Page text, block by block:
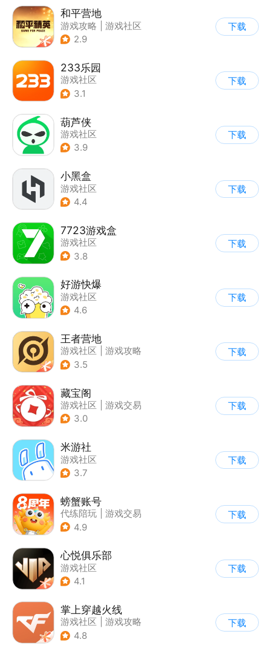
和平营地
游戏攻略
游戏社区
2.9
下载
233乐园
游戏社区
3.1
下载
葫芦侠
游戏社区
3.9
下载
小黑盒
游戏社区
4.4
下载
7723游戏盒
游戏社区
3.8
下载
好游快爆
游戏社区
4.6
下载
王者营地
游戏社区
游戏攻略
3.5
下载
藏宝阁
游戏社区
游戏交易
3.0
下载
米游社
游戏社区
3.7
下载
螃蟹账号
代练陪玩
游戏交易
| 游戏社区
4.9
下载
心悦俱乐部
游戏社区
4.1
下载
掌上穿越火线
游戏社区
游戏攻略
4.8
下载